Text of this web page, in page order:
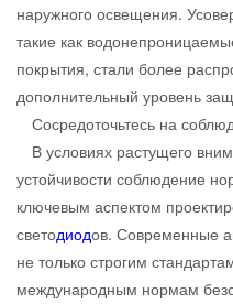
наружного освещения.
такие как
покрытия, стали более
дополнительный уровень
Сосредоточьтесь на
В условиях растущего
устойчивости соблюдение
ключевым аспектом
светодиодов. Современные
не только строгим
международным нормам